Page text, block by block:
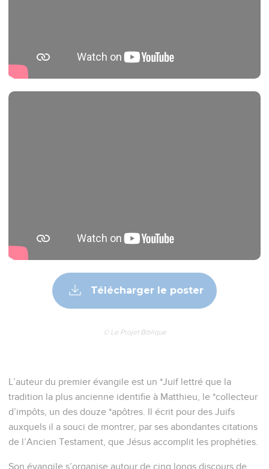
Télécharger le poster
© Le Projet Biblique
L’auteur du premier évangile est un *Juif lettré que la
tradition la plus ancienne identifie à Matthieu, le *collecteur
d’impôts, un des douze *apôtres. Il écrit pour des Juifs
auxquels il a souci de montrer, par ses abondantes citations
de l’Ancien Testament, que Jésus accomplit les prophéties.
Son évangile s’organise autour de cinq longs discours de